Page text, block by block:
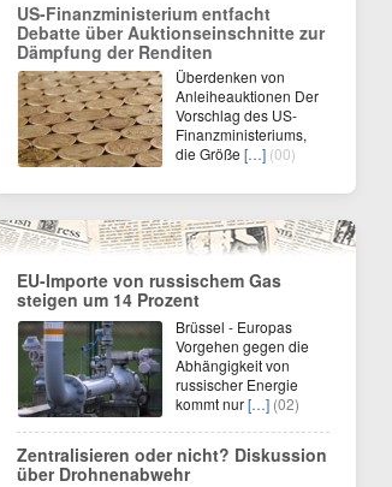
US-Finanzministerium entfacht
Debatte über Auktionseinschnitte zur
Dämpfung der Renditen
Überdenken von
Anleiheauktionen Der
Vorschlag des US-
Finanzministeriums,
die Größe […] (00)
EU-Importe von russischem Gas
steigen um 14 Prozent
Brüssel - Europas
Vorgehen gegen die
Abhängigkeit von
russischer Energie
kommt nur[…] (02)
Zentralisieren oder nicht? Diskussion
über Drohnenabwehr